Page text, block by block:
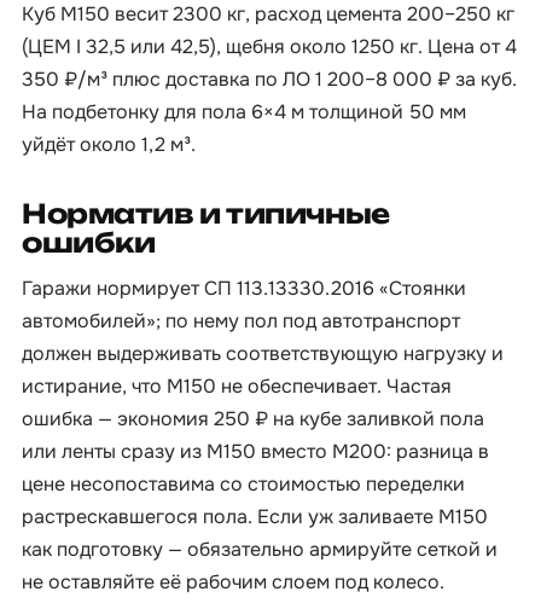
Куб М150 весит 2300 кг, расход цемента 200–250 кг
(ЦЕМ I 32,5 или 42,5), щебня около 1250 кг. Цена от 4
350 ₽/м³ плюс доставка по ЛО 1 200–8 000 ₽ за куб.
На подбетонку для пола 6×4 м толщиной 50 мм
уйдёт около 1,2 м³.
Норматив и типичные
ошибки
Гаражи нормирует СП 113.13330.2016 «Стоянки
автомобилей»; по нему пол под автотранспорт
должен выдерживать соответствующую нагрузку и
истирание, что М150 не обеспечивает. Частая
ошибка — экономия 250 ₽ на кубе заливкой пола
или ленты сразу из М150 вместо М200: разница в
цене несопоставима со стоимостью переделки
растрескавшегося пола. Если уж заливаете М150
как подготовку — обязательно армируйте сеткой и
не оставляйте её рабочим слоем под колесо.